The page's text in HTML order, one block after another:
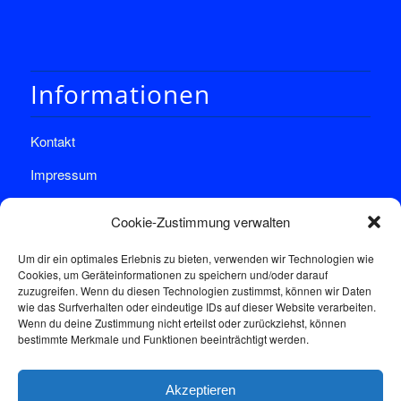
Cookie-Zustimmung verwalten
Um dir ein optimales Erlebnis zu bieten, verwenden wir Technologien wie
Cookies, um Geräteinformationen zu speichern und/oder darauf
zuzugreifen. Wenn du diesen Technologien zustimmst, können wir Daten
wie das Surfverhalten oder eindeutige IDs auf dieser Website verarbeiten.
Wenn du deine Zustimmung nicht erteilst oder zurückziehst, können
bestimmte Merkmale und Funktionen beeinträchtigt werden.
Akzeptieren
Informationen
Kontakt
Impressum
Sprechstunde
Donnerstags: 17:00-18:30